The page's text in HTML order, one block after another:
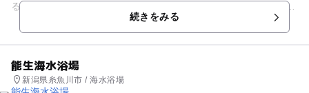
るエリア。 「長浜海水浴場」は、遠浅で水質もよく子供にも安
続きをみる
能生海水浴場
新潟県糸魚川市 / 海水浴場